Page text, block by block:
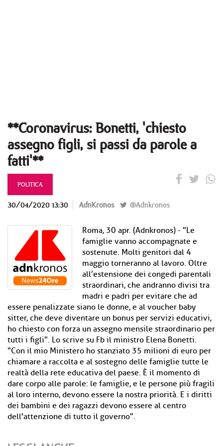
**Coronavirus: Bonetti, 'chiesto
assegno figli, si passi da parole a
fatti'**
POLITICA
30/04/2020 13:30 AdnKronos @Adnkronos
Roma, 30 apr. (Adnkronos) - "Le
famiglie vanno accompagnate e
sostenute. Molti genitori dal 4
maggio torneranno al lavoro. Oltre
all’estensione dei congedi parentali
straordinari, che andranno divisi tra
madri e padri per evitare che ad
essere penalizzate siano le donne, e al voucher baby
sitter, che deve diventare un bonus per servizi educativi,
ho chiesto con forza un assegno mensile straordinario per
tutti i figli". Lo scrive su Fb il ministro Elena Bonetti.
"Con il mio Ministero ho stanziato 35 milioni di euro per
chiamare a raccolta e al sostegno delle famiglie tutte le
realtà della rete educativa del paese. È il momento di
dare corpo alle parole: le famiglie, e le persone più fragili
al loro interno, devono essere la nostra priorità. E i diritti
dei bambini e dei ragazzi devono essere al centro
dell'attenzione di tutto il governo".